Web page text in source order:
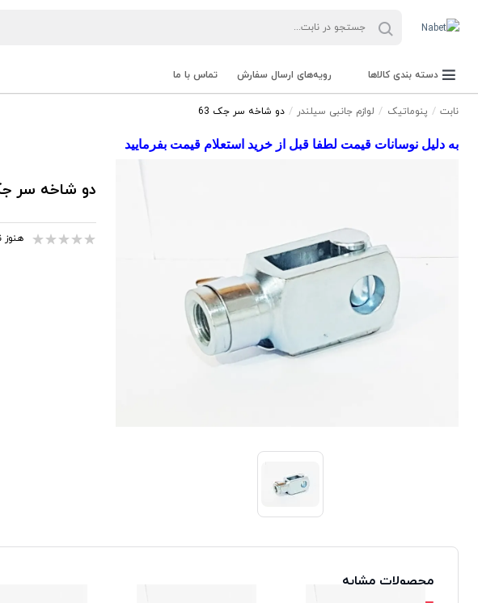
دسته بندی کالاها رویه‌های ارسال سفارش تماس با ما
نابت پنوماتیک لوازم جانبی سیلندر دو شاخه سر جک 63
به دلیل نوسانات قیمت لطفا قبل از خرید استعلام قیمت بفرمایید
دو شاخه سر جک
هنوز
محصولات مشابه